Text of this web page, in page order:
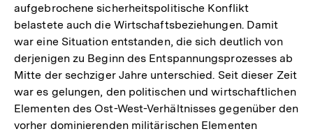
aufgebrochene sicherheitspolitische Konflikt
belastete auch die Wirtschaftsbeziehungen. Damit
war eine Situation entstanden, die sich deutlich von
derjenigen zu Beginn des Entspannungsprozesses ab
Mitte der sechziger Jahre unterschied. Seit dieser Zeit
war es gelungen, den politischen und wirtschaftlichen
Elementen des Ost-West-Verhältnisses gegenüber den
vorher dominierenden militärischen Elementen